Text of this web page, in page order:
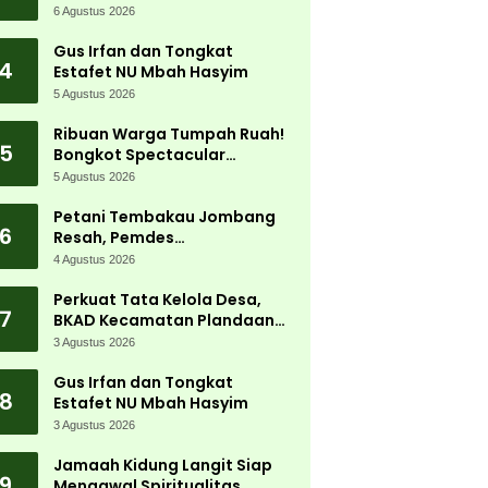
Jadi Magnet Ribuan
6 Agustus 2026
4
Gus Irfan dan Tongkat
Estafet NU Mbah Hasyim
5 Agustus 2026
5
Ribuan Warga Tumpah Ruah!
Bongkot Spectacular
Carnival 2026 Jadi Pesta
Peterongan
5 Agustus 2026
6
Petani Tembakau Jombang
Resah, Pemdes
Tanjungwadung dan Disperta
4 Agustus 2026
7
Perkuat Tata Kelola Desa,
BKAD Kecamatan Plandaan
Gelar Pelatihan Aparatur
3 Agustus 2026
8
Gus Irfan dan Tongkat
Estafet NU Mbah Hasyim
3 Agustus 2026
Jamaah Kidung Langit Siap